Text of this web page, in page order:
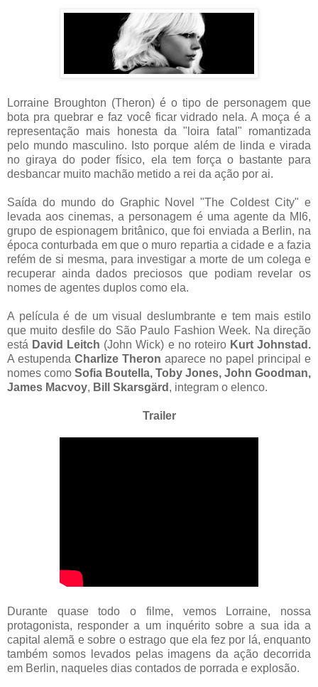
Lorraine Broughton (Theron) é o tipo de personagem que
bota pra quebrar e faz você ficar vidrado nela. A moça é a
representação mais honesta da "loira fatal" romantizada
pelo mundo masculino. Isto porque além de linda e virada
no giraya do poder físico, ela tem força o bastante para
desbancar muito machão metido a rei da ação por ai.
Saída do mundo do Graphic Novel "The Coldest City" e
levada aos cinemas, a personagem é uma agente da MI6,
grupo de espionagem britânico, que foi enviada a Berlin, na
época conturbada em que o muro repartia a cidade e a fazia
refém de si mesma, para investigar a morte de um colega e
recuperar ainda dados preciosos que podiam revelar os
nomes de agentes duplos como ela.
A película é de um visual deslumbrante e tem mais estilo
que muito desfile do São Paulo Fashion Week. Na direção
está David Leitch (John Wick) e no roteiro Kurt Johnstad.
A estupenda Charlize Theron aparece no papel principal e
nomes como Sofia Boutella, Toby Jones, John Goodman,
James Macvoy, Bill Skarsgärd , integram o elenco.
Trailer
Durante quase todo o filme, vemos Lorraine, nossa
protagonista, responder a um inquérito sobre a sua ida a
capital alemã e sobre o estrago que ela fez por lá, enquanto
também somos levados pelas imagens da ação decorrida
em Berlin, naqueles dias contados de porrada e explosão.